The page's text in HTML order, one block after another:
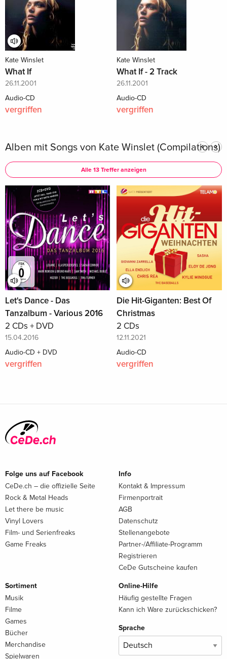
Kate Winslet
What If
26.11.2001
Audio-CD
vergriffen
Kate Winslet
What If - 2 Track
26.11.2001
Audio-CD
vergriffen
Alben mit Songs von Kate Winslet (Compilations)
Alle 13 Treffer anzeigen
Let's Dance - Das
Tanzalbum - Various 2016
2 CDs + DVD
15.04.2016
Audio-CD + DVD
vergriffen
Die Hit-Giganten: Best Of
Christmas
2 CDs
12.11.2021
Audio-CD
vergriffen
Folge uns auf Facebook
CeDe.ch – die offizielle Seite
Rock & Metal Heads
Let there be music
Vinyl Lovers
Film- und Serienfreaks
Game Freaks
Info
Kontakt & Impressum
Firmenportrait
AGB
Datenschutz
Stellenangebote
Partner-/Affiliate-Programm
Registrieren
CeDe Gutscheine kaufen
Sortiment
Musik
Filme
Games
Bücher
Merchandise
Spielwaren
Online-Hilfe
Häufig gestellte Fragen
Kann ich Ware zurückschicken?
Sprache